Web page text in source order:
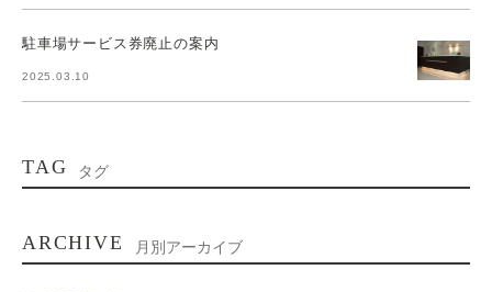
駐車場サービス券廃止の案内
2025.03.10
TAG タグ
ARCHIVE 月別アーカイブ